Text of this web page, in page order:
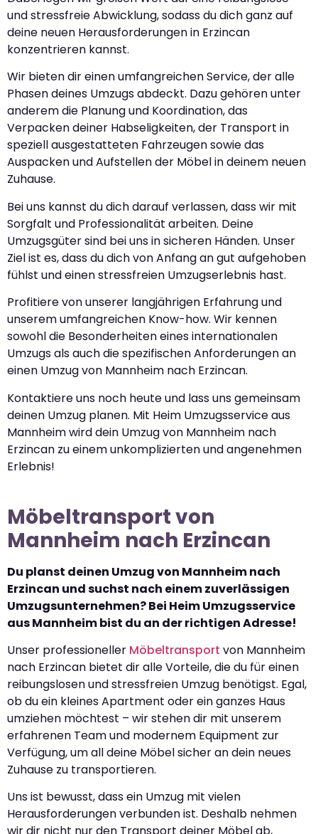
und stressfreie Abwicklung, sodass du dich ganz auf
deine neuen Herausforderungen in Erzincan
konzentrieren kannst.
Wir bieten dir einen umfangreichen Service, der alle
Phasen deines Umzugs abdeckt. Dazu gehören unter
anderem die Planung und Koordination, das
Verpacken deiner Habseligkeiten, der Transport in
speziell ausgestatteten Fahrzeugen sowie das
Auspacken und Aufstellen der Möbel in deinem neuen
Zuhause.
Bei uns kannst du dich darauf verlassen, dass wir mit
Sorgfalt und Professionalität arbeiten. Deine
Umzugsgüter sind bei uns in sicheren Händen. Unser
Ziel ist es, dass du dich von Anfang an gut aufgehoben
fühlst und einen stressfreien Umzugserlebnis hast.
Profitiere von unserer langjährigen Erfahrung und
unserem umfangreichen Know-how. Wir kennen
sowohl die Besonderheiten eines internationalen
Umzugs als auch die spezifischen Anforderungen an
einen Umzug von Mannheim nach Erzincan.
Kontaktiere uns noch heute und lass uns gemeinsam
deinen Umzug planen. Mit Heim Umzugsservice aus
Mannheim wird dein Umzug von Mannheim nach
Erzincan zu einem unkomplizierten und angenehmen
Erlebnis!
Möbeltransport von
Mannheim nach Erzincan
Du planst deinen Umzug von Mannheim nach
Erzincan und suchst nach einem zuverlässigen
Umzugsunternehmen? Bei Heim Umzugsservice
aus Mannheim bist du an der richtigen Adresse!
Unser professioneller Möbeltransport von Mannheim
nach Erzincan bietet dir alle Vorteile, die du für einen
reibungslosen und stressfreien Umzug benötigst. Egal,
ob du ein kleines Apartment oder ein ganzes Haus
umziehen möchtest – wir stehen dir mit unserem
erfahrenen Team und modernem Equipment zur
Verfügung, um all deine Möbel sicher an dein neues
Zuhause zu transportieren.
Uns ist bewusst, dass ein Umzug mit vielen
Herausforderungen verbunden ist. Deshalb nehmen